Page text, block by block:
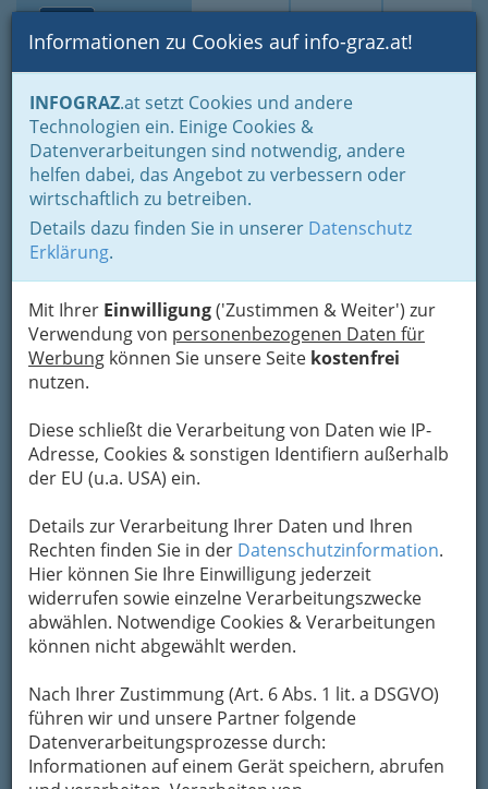
Suche Login Toggle
Informationen zu Cookies auf info-graz.at!
INFOGRAZ.at setzt Cookies und andere
Technologien ein. Einige Cookies &
Datenverarbeitungen sind notwendig, andere
helfen dabei, das Angebot zu verbessern oder
wirtschaftlich zu betreiben.
Details dazu finden Sie in unserer Datenschutz
Erklärung.
Mit Ihrer Einwilligung('Zustimmen & Weiter') zur
Verwendung von personenbezogenen Daten für
Werbung können Sie unsere Seite kostenfrei
nutzen.
Diese schließt die Verarbeitung von Daten wie IP-
Adresse, Cookies & sonstigen Identifiern außerhalb
der EU (u.a. USA) ein.
Details zur Verarbeitung Ihrer Daten und Ihren
Rechten finden Sie in der Datenschutzinformation.
Hier können Sie Ihre Einwilligung jederzeit
widerrufen sowie einzelne Verarbeitungszwecke
abwählen. Notwendige Cookies & Verarbeitungen
können nicht abgewählt werden.
Nach Ihrer Zustimmung (Art. 6 Abs. 1 lit. a DSGVO)
führen wir und unsere Partner folgende
Datenverarbeitungsprozesse durch:
Informationen auf einem Gerät speichern, abrufen
Home Branchen
Herfried Murgg
Peinlichgasse 8, 8010 Graz
+43 316 724 348
+43 316 724 348
Karte